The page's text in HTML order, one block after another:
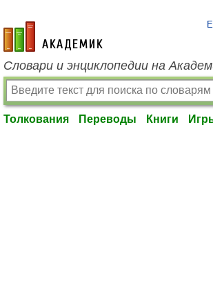
academic.ru
Словари и энциклопедии на
Толкования Переводы Книги